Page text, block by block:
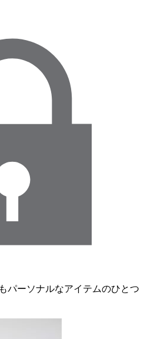
パーソナルなアイテムのひとつ